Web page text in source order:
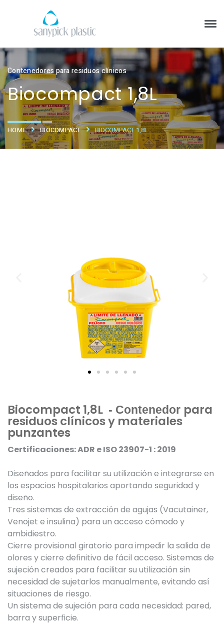
Contenedores para residuos clínicos
Biocompact 1,8L
HOME BIOCOMPACT BIOCOMPACT 1,8L
Biocompact 1,8L - Contenedor para
residuos clínicos y materiales
punzantes
Certificaciones: ADR e ISO 23907-1 : 2019
Diseñados para facilitar su utilización e integrarse en
los espacios hospitalarios aportando seguridad y
diseño.
Tres sistemas de extracción de agujas (Vacutainer,
Venojet e insulina) para un acceso cómodo y
ambidiestro.
Cierre provisional giratorio para impedir la salida de
olores y cierre definitivo de fácil acceso. Sistemas de
sujeción creados para facilitar su utilización sin
necesidad de sujetarlos manualmente, evitando así
situaciones de riesgo.
Un sistema de sujeción para cada necesidad: pared,
barra y superficie.